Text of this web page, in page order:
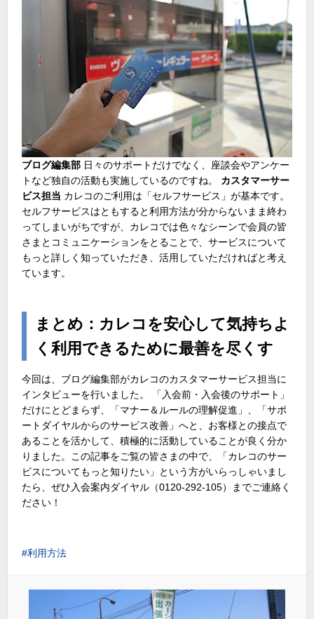
ブログ編集部 日々のサポートだけでなく、座談会やアンケー
トなど独自の活動も実施しているのですね。 カスタマーサー
ビス担当 カレコのご利用は「セルフサービス」が基本です。
セルフサービスはともすると利用方法が分からないまま終わ
ってしまいがちですが、カレコでは色々なシーンで会員の皆
さまとコミュニケーションをとることで、サービスについて
もっと詳しく知っていただき、活用していただければと考え
ています。
まとめ：カレコを安心して気持ちよ
く利用できるために最善を尽くす
今回は、ブログ編集部がカレコのカスタマーサービス担当に
インタビューを行いました。 「入会前・入会後のサポート」
だけにとどまらず、「マナー＆ルールの理解促進」、「サポ
ートダイヤルからのサービス改善」へと、お客様との接点で
あることを活かして、積極的に活動していることが良く分か
りました。この記事をご覧の皆さまの中で、「カレコのサー
ビスについてもっと知りたい」という方がいらっしゃいまし
たら、ぜひ入会案内ダイヤル（0120-292-105）までご連絡く
ださい！
利用方法